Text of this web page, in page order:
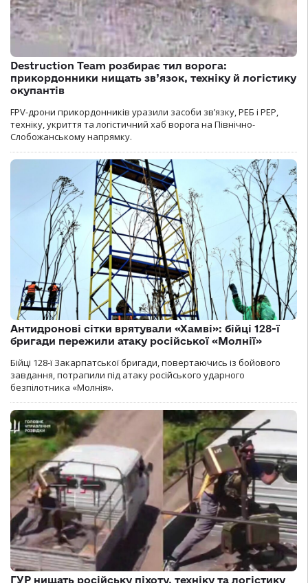
Destruction Team розбирає тил ворога:
прикордонники нищать зв’язок, техніку й логістику
окупантів
FPV-дрони прикордонників уразили засоби зв’язку, РЕБ і РЕР,
техніку, укриття та логістичний хаб ворога на Північно-
Слобожанському напрямку.
Антидронові сітки врятували «Хамві»: бійці 128-ї
бригади пережили атаку російської «Молнії»
Бійці 128-ї Закарпатської бригади, повертаючись із бойового
завдання, потрапили під атаку російського ударного
безпілотника «Молнія».
ГУР нищать російську піхоту, техніку та логістику